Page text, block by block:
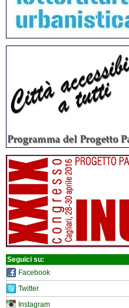
Seguici su:
Facebook
Twitter
Instagram